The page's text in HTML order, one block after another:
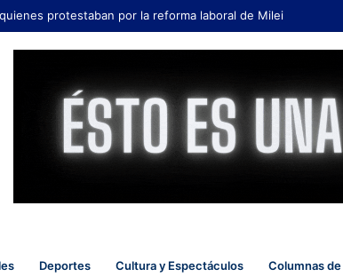
protestaban por la reforma laboral de Milei
Deportes Cultura y Espectáculos Columnas